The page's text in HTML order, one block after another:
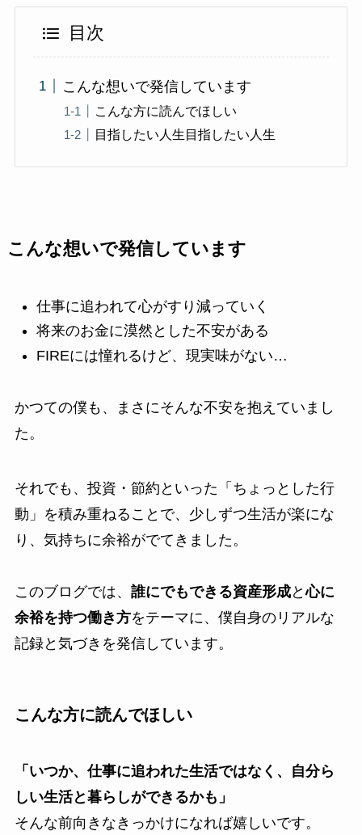
目次
こんな想いで発信しています
こんな方に読んでほしい
目指したい人生目指したい人生
こんな想いで発信しています
仕事に追われて心がすり減っていく
将来のお金に漠然とした不安がある
FIREには憧れるけど、現実味がない…
かつての僕も、まさにそんな不安を抱えていまし
た。
それでも、投資・節約といった「ちょっとした行
動」を積み重ねることで、少しずつ生活が楽にな
り、気持ちに余裕がでてきました。
このブログでは、 誰にでもできる資産形成と心に
余裕を持つ働き方をテーマに、僕自身のリアルな
記録と気づきを発信しています。
こんな方に読んでほしい
「いつか、仕事に追われた生活ではなく、自分ら
しい生活と暮らしができるかも」
そんな前向きなきっかけになれば嬉しいです。